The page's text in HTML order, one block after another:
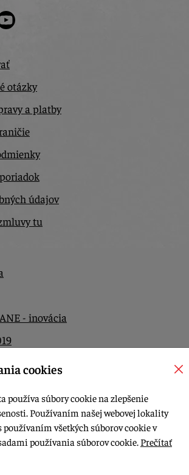
otázky
a platby
údajov
tu
- inovácia
2023
s.r.o. všetky práva vyhradené.
cookies
používa súbory cookie na zlepšenie
Používaním našej webovej lokality
používaním všetkých súborov cookie v
používania súborov cookie. Prečítať